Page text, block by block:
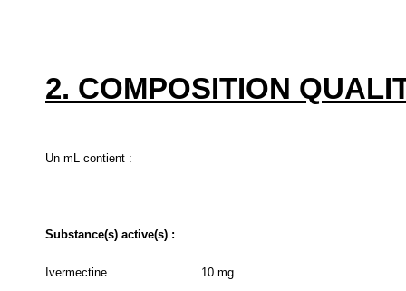
2. COMPOSITION
Un mL contient :
Substance(s) active(s) :
Ivermectine 10 mg